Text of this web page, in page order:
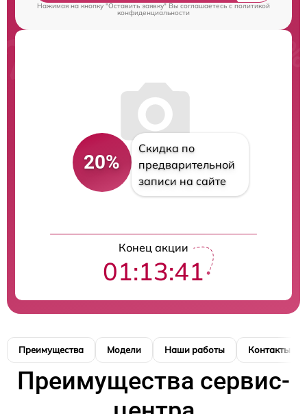
Нажимая на кнопку "Оставить заявку" Вы соглашаетесь cполитикой
конфиденциальности
20%
Скидка по
предварительной
записи на сайте
Конец акции
01:13:40
Преимущества Модели Наши работы Контакты
Преимущества сервис-